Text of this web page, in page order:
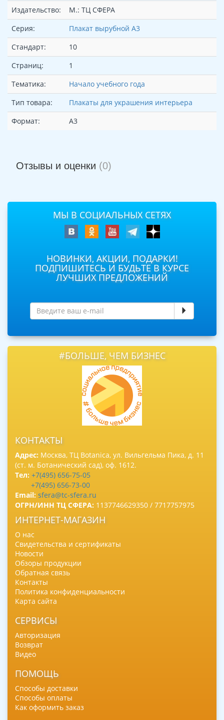
Издательство:
М.: ТЦ СФЕРА
Серия:
Плакат вырубной А3
Стандарт:
10
Страниц:
1
Тематика:
Начало учебного года
Тип товара:
Плакаты для украшения интерьера
Формат:
А3
Отзывы и оценки (0)
МЫ В СОЦИАЛЬНЫХ СЕТЯХ
НОВИНКИ, АКЦИИ, ПОДАРКИ!
ПОДПИШИТЕСЬ И БУДЬТЕ В КУРСЕ
ЛУЧШИХ ПРЕДЛОЖЕНИЙ
#БОЛЬШЕ, ЧЕМ БИЗНЕС
КОНТАКТЫ
Адрес: Москва, ТЦ Botanica, ул. Вильгельма Пика, д. 11
(ст. м. Ботанический сад), оф. 1612.
Тел: +7(495) 656-75-05
+7(495) 656-73-00
Email: sfera@tc-sfera.ru
ОГРН/ИНН ТЦ СФЕРА: 1137746629350 / 7717757975
ИНТЕРНЕТ-МАГАЗИН
О нас
Свидетельства и сертификаты
Новости
Обзоры продукции
Обратная связь
Контакты
Политика конфиденциальности
Карта сайта
СЕРВИСЫ
Авторизация
Возврат
Видео
ПОМОЩЬ
Способы доставки
Способы оплаты
Как оформить заказ